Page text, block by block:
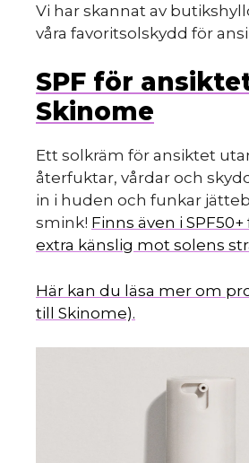
Vi har skannat av
våra favoritsolskydd för
SPF för
Skinome
Ett solkräm för ansiktet
återfuktar, vårdar och
in i huden och funkar
smink! Finns även i
extra känslig mot solens
Här kan du läsa mer om
till Skinome).